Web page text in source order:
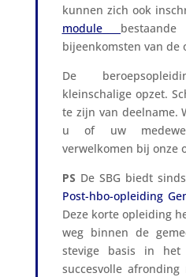
kunnen zich ook
module
bijeenkomsten van de
De
kleinschalige opzet.
te zijn van deelname.
u of uw
verwelkomen bij onze
PS De SBG biedt
Post-hbo-opleiding
Deze korte opleiding
weg binnen de
stevige basis in het
succesvolle